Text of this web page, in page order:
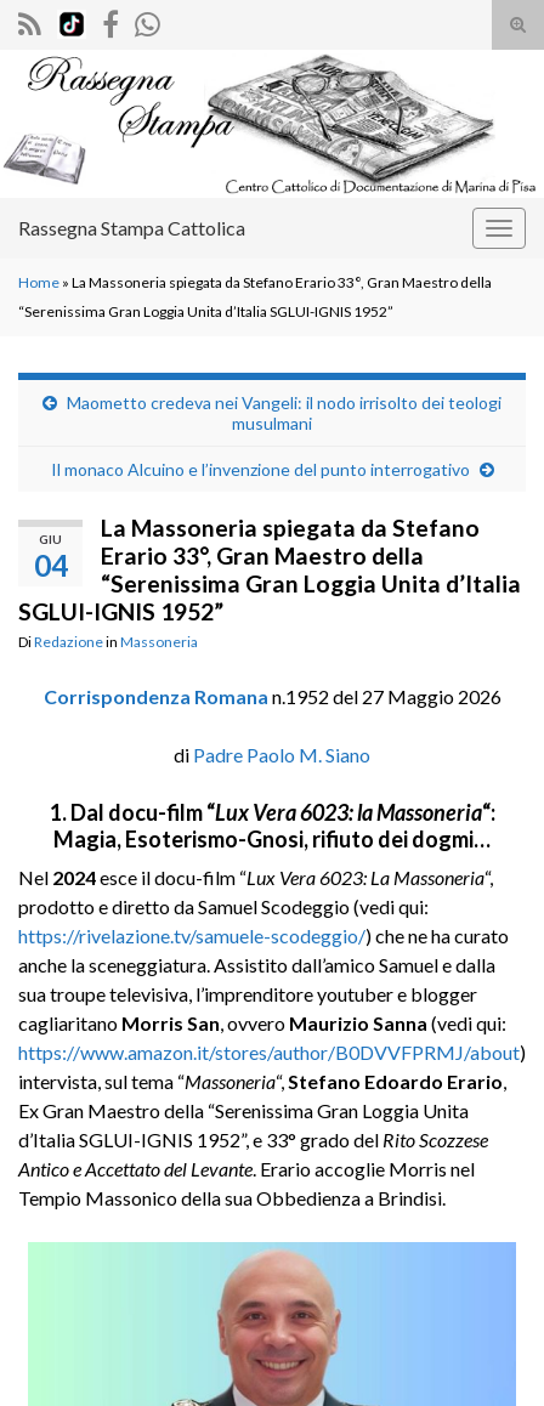
il
Search for:
Rassegna Stampa Cattolica
Home » La Massoneria spiegata da Stefano Erario 33°, Gran Maestro della
“Serenissima Gran Loggia Unita d’Italia SGLUI-IGNIS 1952”
Maometto credeva nei Vangeli: il nodo irrisolto dei teologi
musulmani
Il monaco Alcuino e l’invenzione del punto interrogativo
GIU
04
La Massoneria spiegata da Stefano
Erario 33°, Gran Maestro della
“Serenissima Gran Loggia Unita d’Italia
SGLUI-IGNIS 1952”
DiRedazionein Massoneria
Corrispondenza Romana n.1952 del 27 Maggio 2026
di Padre Paolo M. Siano
1. Dal docu-film “Lux Vera 6023: la Massoneria“:
Magia, Esoterismo-Gnosi, rifiuto dei dogmi…
Nel 2024esce il docu-film “Lux Vera 6023: La Massoneria“,
prodotto e diretto da Samuel Scodeggio (vedi qui:
https://rivelazione.tv/samuele-scodeggio/) che ne ha curato
anche la sceneggiatura. Assistito dall’amico Samuel e dalla
sua troupe televisiva, l’imprenditore youtuber e blogger
cagliaritano Morris San , ovvero Maurizio Sanna (vedi qui:
https://www.amazon.it/stores/author/B0DVVFPRMJ/about)
intervista, sul tema “Massoneria“, Stefano Edoardo Erario
Ex Gran Maestro della “Serenissima Gran Loggia Unita
d’Italia SGLUI-IGNIS 1952”, e 33° grado del Rito Scozzese
Antico e Accettato del Levante . Erario accoglie Morris nel
Tempio Massonico della sua Obbedienza a Brindisi.